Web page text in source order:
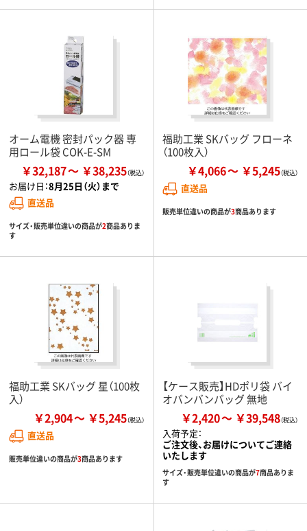
オーム電機 密封パック器 専
用ロール袋 COK-E-SM
￥32,187 ￥38,235
お届け日：8月25日（火）まで
直送品
サイズ・販売単位違いの商品が2商品ありま
す
福助工業 SKバッグ フローネ
（100枚入）
￥4,066 ￥5,245
直送品
販売単位違いの商品が3商品あります
福助工業 SKバッグ 星（100枚
入）
￥2,904 ￥5,245
直送品
販売単位違いの商品が3商品あります
【ケース販売】HDポリ袋 バイ
オバンバンバッグ 無地
￥2,420 ￥39,548
入荷予定：
ご注文後、お届けについてご連絡
いたします
サイズ・販売単位違いの商品が7商品ありま
す